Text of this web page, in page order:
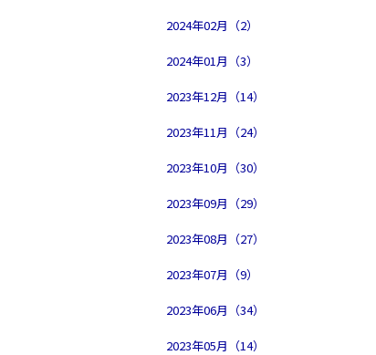
2024年02月（2）
2024年01月（3）
2023年12月（14）
2023年11月（24）
2023年10月（30）
2023年09月（29）
2023年08月（27）
2023年07月（9）
2023年06月（34）
2023年05月（14）